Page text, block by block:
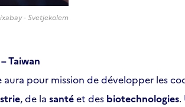
- Svetjekolem
Taiwan
aura pour mission de développer les
, de la santéet des biotechnologies.